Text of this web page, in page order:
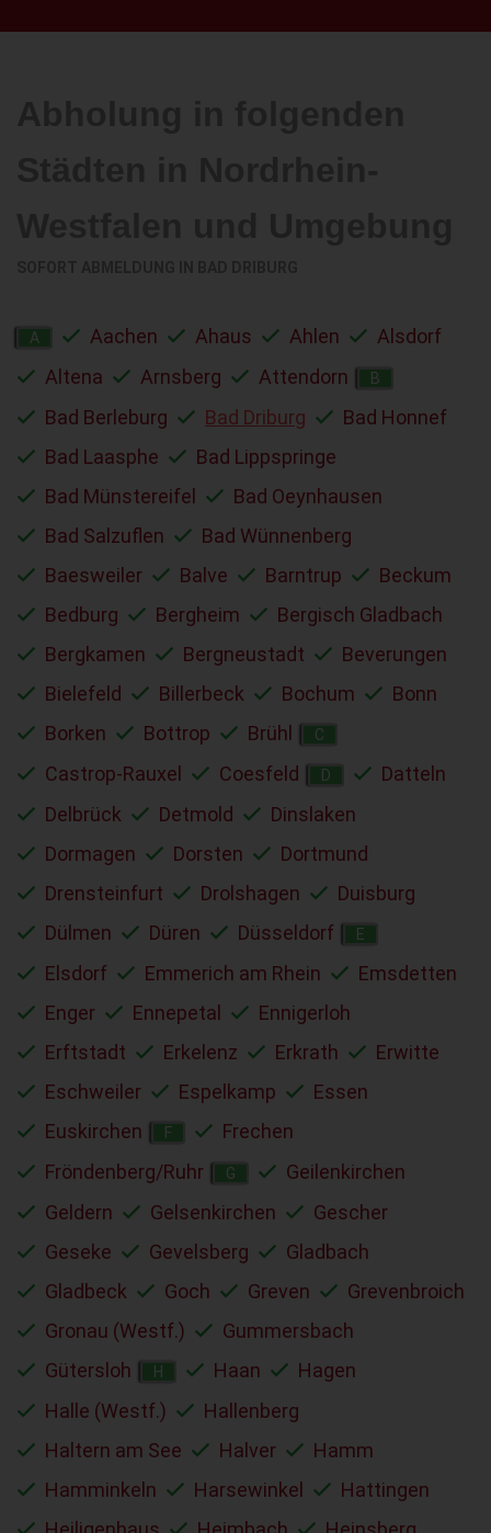
A Aachen Ahaus Ahlen
Alsdorf
Altena
Arnsberg Attendorn B
Bad Berleburg Bad Driburg
Bad Honnef
Bad Laasphe
Bad Lippspringe
Bad Münstereifel
Bad Oeynhausen
Bad Salzuflen
Bad Wünnenberg
Baesweiler
Balve Barntrup
Beckum
Bedburg
Bergheim
Bergisch Gladbach
Bergkamen
Bergneustadt
Beverungen
Bielefeld
Billerbeck Bochum
Bonn
Borken
Bottrop Brühl C
Castrop-Rauxel Coesfeld D
Datteln
Delbrück
Detmold
Dinslaken
Dormagen
Dorsten
Dortmund
Drensteinfurt
Drolshagen
Duisburg
Dülmen
Düren Düsseldorf E
Elsdorf Emmerich am Rhein
Emsdetten
Enger
Ennepetal
Ennigerloh
Erftstadt
Erkelenz Erkrath
Erwitte
Eschweiler
Espelkamp
Essen
Euskirchen
F
Frechen
Fröndenberg/Ruhr
G
Geilenkirchen
Geldern
Gelsenkirchen
Gescher
Geseke
Gevelsberg
Gladbach
Gladbeck
Goch Greven
Grevenbroich
Gronau (Westf.)
Gummersbach
Gütersloh
H Haan
Hagen
Halle (Westf.)
Hallenberg
Haltern am See
Halver
Hamm
Hamminkeln
Harsewinkel
Hattingen